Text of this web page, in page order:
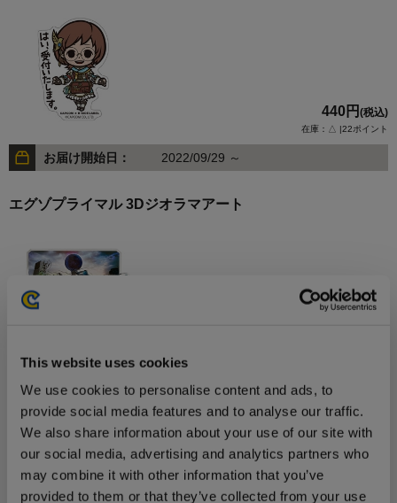
This website uses cookies
We use cookies to personalise content and ads, to
provide social media features and to analyse our traffic.
We also share information about your use of our site with
our social media, advertising and analytics partners who
may combine it with other information that you’ve
provided to them or that they’ve collected from your use
440円 (税込)
在庫：△ |22ポイント
お届け開始日： 2022/09/29 ～
エグゾプライマル 3Dジオラマアート
ストリートファイター ゲーミングデザイン Tシャツ M